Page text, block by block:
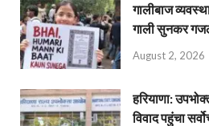
गालीबाज
गाली सुनकर
August 2, 2026
हरियाणा:
विवाद पहुंचा